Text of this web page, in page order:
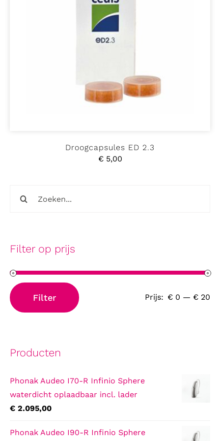
naar:
Filter op prijs
Min.
Max.
Filter Prijs: € 0 — € 20
Producten
Phonak Audeo I70-R Infinio Sphere
waterdicht oplaadbaar incl. lader
€ 2.095,00
Phonak Audeo I90-R Infinio Sphere
Droogcapsules ED 2.3
€5,00